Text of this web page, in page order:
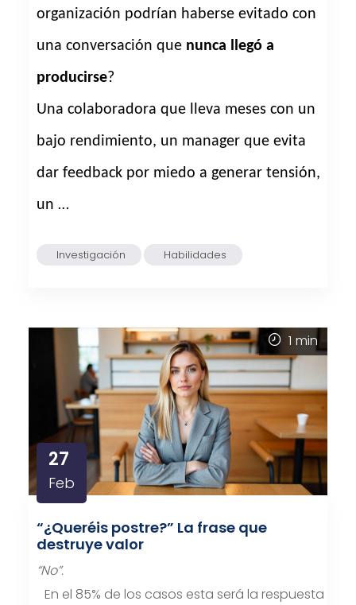
organización podrían haberse evitado con
una conversación que nunca llegó a
producirse?
Una colaboradora que lleva meses con un
bajo rendimiento, un manager que evita
dar feedback por miedo a generar tensión,
un …
Investigación Habilidades
27
Feb
1 min
“¿Queréis postre?” La frase que
destruye valor
“No”.
En el 85% de los casos esta será la respuesta